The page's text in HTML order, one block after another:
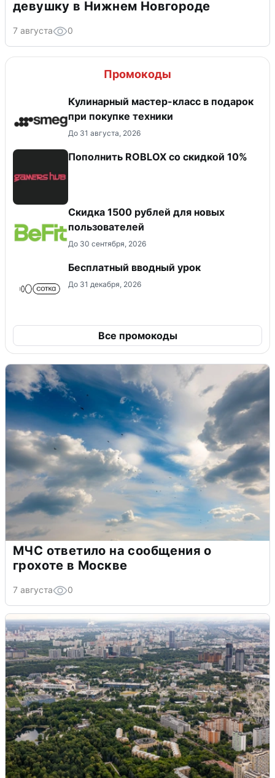
девушку в Нижнем Новгороде
7 августа 0
Промокоды
Кулинарный мастер-класс в подарок
при покупке техники
До 31 августа, 2026
Пополнить ROBLOX со скидкой 10%
Скидка 1500 рублей для новых
пользователей
До 30 сентября, 2026
Бесплатный вводный урок
До 31 декабря, 2026
Все промокоды
МЧС ответило на сообщения о
грохоте в Москве
7 августа 0